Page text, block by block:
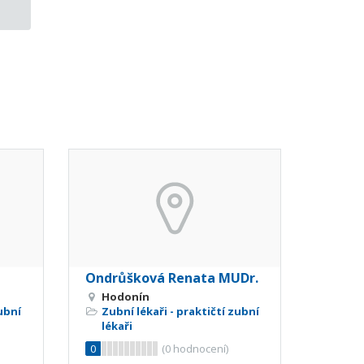
Ondrůšková Renata MUDr.
Hodonín
Zubní lékaři - praktičtí zubní
lékaři
0
(0hodnocení)